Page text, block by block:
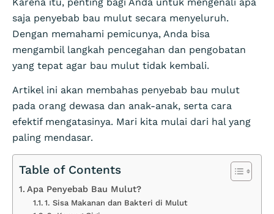
saja penyebab bau mulut secara menyeluruh.
Dengan memahami pemicunya, Anda bisa
mengambil langkah pencegahan dan pengobatan
yang tepat agar bau mulut tidak kembali.
Artikel ini akan membahas penyebab bau mulut
pada orang dewasa dan anak-anak, serta cara
efektif mengatasinya. Mari kita mulai dari hal yang
paling mendasar.
Table of Contents
Apa Penyebab Bau Mulut?
1. Sisa Makanan dan Bakteri di Mulut